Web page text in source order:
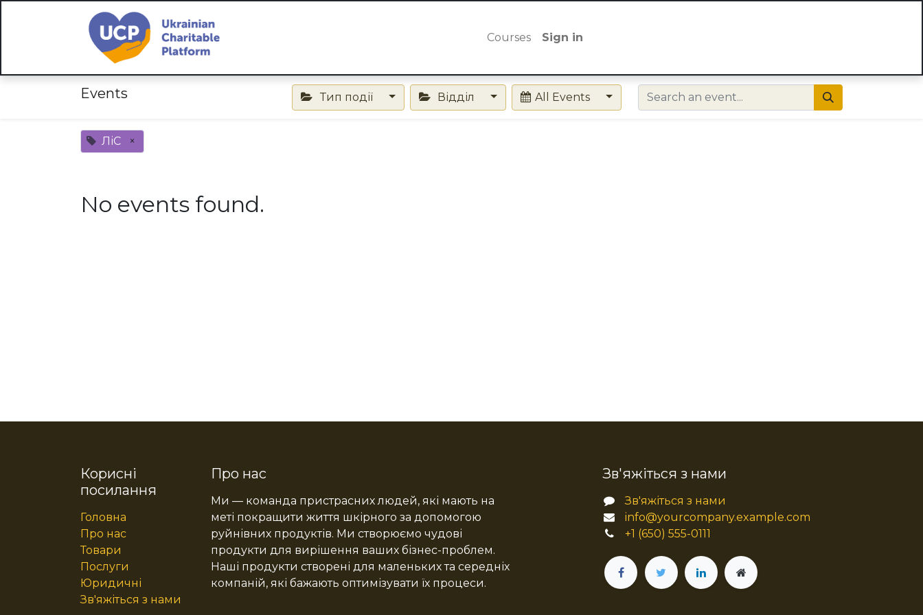
Courses Sign in
Events Тип події Відділ All Events
ЛіС ×
No events found.
Корисні
посилання
Головна
Про нас
Товари
Послуги
Юридичні
Зв'яжіться з нами
Про нас
Ми — команда пристрасних людей, які мають на
меті покращити життя шкірного за допомогою
руйнівних продуктів. Ми створюємо чудові
продукти для вирішення ваших бізнес-проблем.
Наші продукти створені для маленьких та середніх
компаній, які бажають оптимізувати їх процеси.
Зв'яжіться з нами
Зв'яжіться з нами
info@yourcompany.example.com
+1 (650) 555-0111